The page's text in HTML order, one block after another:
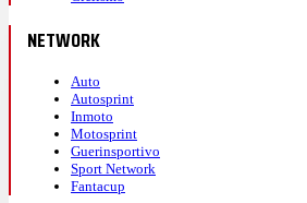
NETWORK
Auto
Autosprint
Inmoto
Motosprint
Guerinsportivo
Sport Network
Fantacup